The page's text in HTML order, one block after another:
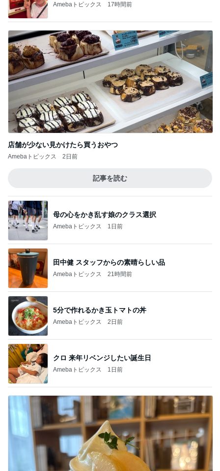
Amebaトピックス 17時間前
店舗が少ない見かけたら買うおやつ
Amebaトピックス 2日前
記事を読む
母の心をかき乱す娘のクラス選択
Amebaトピックス 1日前
田中健 スタッフからの素晴らしい品
Amebaトピックス 21時間前
5分で作れるかき玉トマトの丼
Amebaトピックス 2日前
クロ 来年リベンジしたい誕生日
Amebaトピックス 1日前